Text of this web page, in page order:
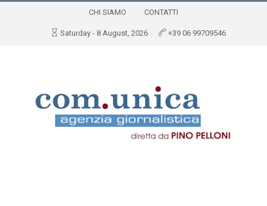
CHI SIAMO CONTATTI
Saturday - 8 August, 2026 +39 06 99709546